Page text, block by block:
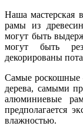
Наша мастерская
рамы из
могут быть
могут быть
декорированы
Самые роскошные
дерева, самыми
алюминиевые
предполагается
влажностью.